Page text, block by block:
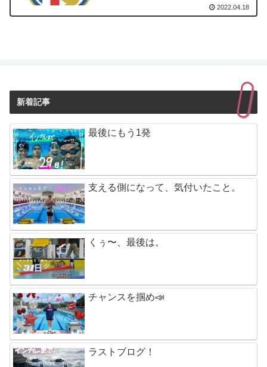
2022.04.18
新着記事
最後にもう1発
支える側になって、気付いたこと。
くぅ〜、最後は。
チャンスを掴め📣
ラストブログ！